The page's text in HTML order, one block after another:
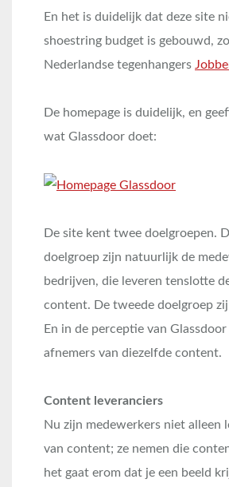
En het is duidelijk dat deze site
shoestring budget is gebouwd,
Nederlandse tegenhangers
De homepage is duidelijk, en
wat Glassdoor doet:
De site kent twee doelgroepen.
doelgroep zijn natuurlijk de
bedrijven, die leveren tenslotte
content. De tweede doelgroep
En in de perceptie van
afnemers van diezelfde content.
Content leveranciers
Nu zijn medewerkers niet alleen
van content; ze nemen die
het gaat erom dat je een beeld